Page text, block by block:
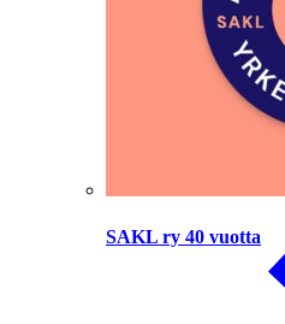
SAKL ry 40 vuotta